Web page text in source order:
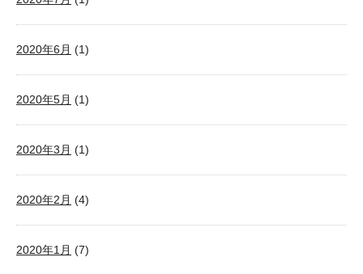
2020年6月 (1)
2020年5月 (1)
2020年3月 (1)
2020年2月 (4)
2020年1月 (7)